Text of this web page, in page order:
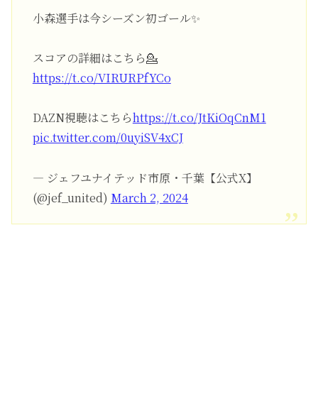
小森選手は今シーズン初ゴール✨
スコアの詳細はこちら💁
https://t.co/VIRURPfYCo
DAZN視聴はこちらhttps://t.co/JtKiOqCnM1
pic.twitter.com/0uyiSV4xCJ
— ジェフユナイテッド市原・千葉【公式X】
(@jef_united) March 2, 2024